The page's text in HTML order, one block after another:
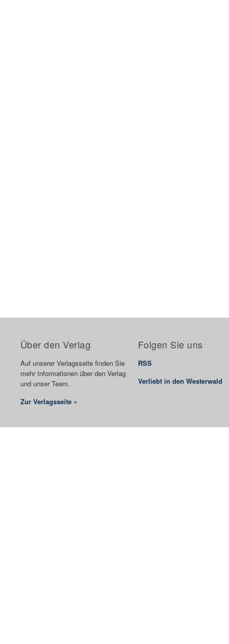
Über den Verlag
Auf unserer Verlagsseite finden Sie
mehr Informationen über den Verlag
und unser Team.
Zur Verlagsseite »
Folgen Sie uns
RSS
Verliebt in den Westerwald